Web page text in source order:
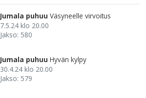
Jumala puhuu Väsyneelle virvoitus
7.5.24 klo 20.00
Jakso: 580
Jumala puhuu Hyvän kylpy
30.4.24 klo 20.00
Jakso: 579